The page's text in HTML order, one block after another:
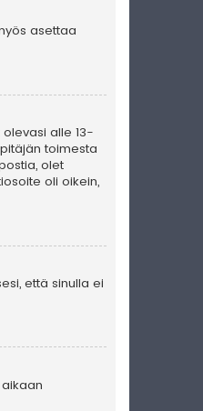
asettaa
alle 13-
toimesta
olet
oli oikein,
että sinulla ei